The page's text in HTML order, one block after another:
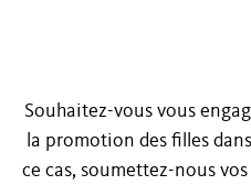
Souhaitez-vous vous
la promotion des filles
ce cas, soumettez-nous